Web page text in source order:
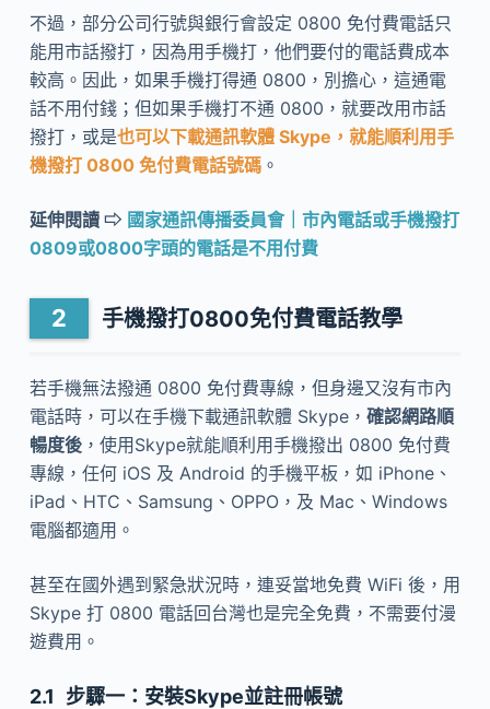
不過，部分公司行號與銀行會設定 0800 免付費電話只
能用市話撥打，因為用手機打，他們要付的電話費成本
較高。因此，如果手機打得通 0800，別擔心，這通電
話不用付錢；但如果手機打不通 0800，就要改用市話
撥打，或是也可以下載通訊軟體 Skype，就能順利用手
機撥打 0800 免付費電話號碼。
延伸閱讀 ⇨ 國家通訊傳播委員會｜市內電話或手機撥打
0809或0800字頭的電話是不用付費
手機撥打0800免付費電話教學
若手機無法撥通 0800 免付費專線，但身邊又沒有市內
電話時，可以在手機下載通訊軟體 Skype， 確認網路順
暢度後，使用Skype就能順利用手機撥出 0800 免付費
專線，任何 iOS 及 Android 的手機平板，如 iPhone、
iPad、HTC、Samsung、OPPO，及 Mac、Windows
電腦都適用。
甚至在國外遇到緊急狀況時，連妥當地免費 WiFi 後，用
Skype 打 0800 電話回台灣也是完全免費，不需要付漫
遊費用。
步驟一：安裝Skype並註冊帳號